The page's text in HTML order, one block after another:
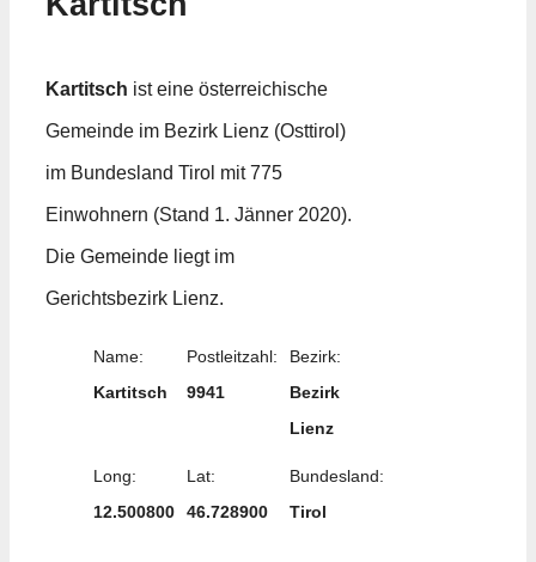
Kartitsch ist eine österreichische
Gemeinde im Bezirk Lienz (Osttirol)
im Bundesland Tirol mit 775
Einwohnern (Stand 1. Jänner 2020).
Die Gemeinde liegt im
Gerichtsbezirk Lienz.
Name:
Kartitsch
Postleitzahl:
9941
Bezirk:
Bezirk
Lienz
Long:
12.500800
Lat:
46.728900
Bundesland:
Tirol